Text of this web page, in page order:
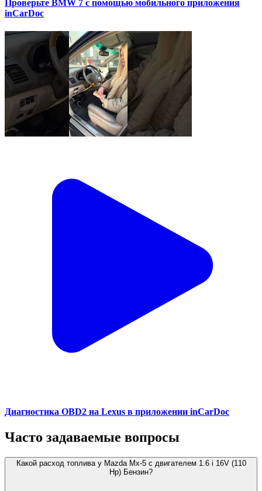
Проверьте BMW 7 с помощью мобильного приложения
inCarDoc
Диагностика OBD2 на Lexus в приложении inCarDoc
Часто задаваемые вопросы
Какой расход топлива у Mazda Mx-5 с двигателем 1.6 i 16V (110
Hp) Бензин?